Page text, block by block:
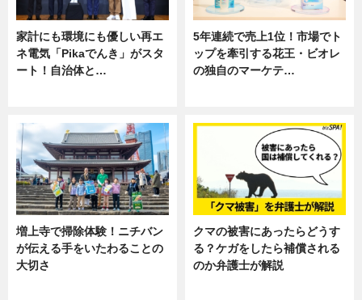
家計にも環境にも優しい再エ
ネ電気「Pikaでんき」がスタ
ート！自治体と…
5年連続で売上1位！市場でト
ップを牽引する花王・ビオレ
の独自のマーケテ…
増上寺で掃除体験！ニチバン
が伝える手をいたわることの
大切さ
クマの被害にあったらどうす
る？ケガをしたら補償される
のか弁護士が解説